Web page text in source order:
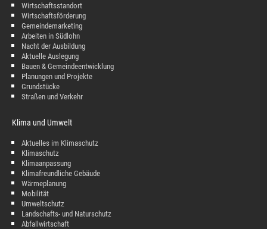
Wirtschaftsstandort
Wirtschaftsförderung
Gemeindemarketing
Arbeiten in Südlohn
Nacht der Ausbildung
Aktuelle Auslegung
Bauen & Gemeindeentwicklung
Planungen und Projekte
Grundstücke
Straßen und Verkehr
Klima und Umwelt
Aktuelles im Klimaschutz
Klimaschutz
Klimaanpassung
Klimafreundliche Gebäude
Wärmeplanung
Mobilität
Umweltschutz
Landschafts- und Naturschutz
Abfallwirtschaft